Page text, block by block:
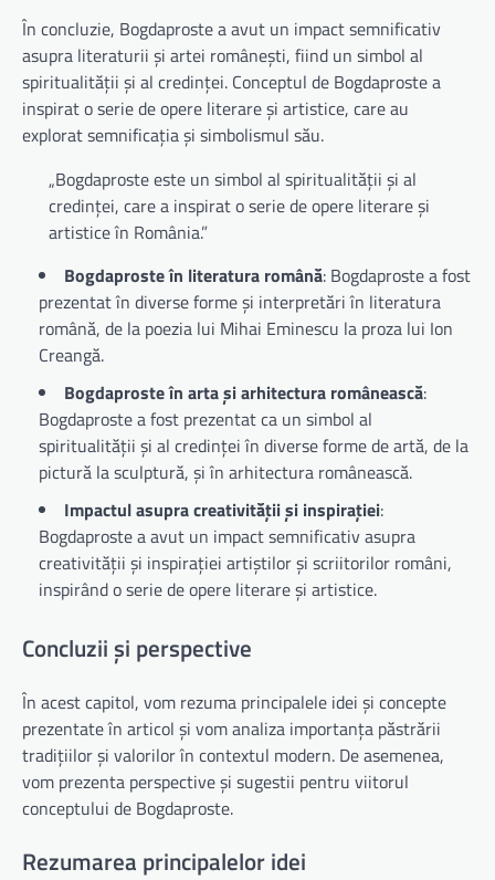
În concluzie, Bogdaproste a avut un impact semnificativ
asupra literaturii și artei românești, fiind un simbol al
spiritualității și al credinței. Conceptul de Bogdaproste a
inspirat o serie de opere literare și artistice, care au
explorat semnificația și simbolismul său.
„Bogdaproste este un simbol al spiritualității și al
credinței, care a inspirat o serie de opere literare și
artistice în România.”
Bogdaproste în literatura română: Bogdaproste a fost
prezentat în diverse forme și interpretări în literatura
română, de la poezia lui Mihai Eminescu la proza lui Ion
Creangă.
Bogdaproste în arta și arhitectura românească:
Bogdaproste a fost prezentat ca un simbol al
spiritualității și al credinței în diverse forme de artă, de la
pictură la sculptură, și în arhitectura românească.
Impactul asupra creativității și inspirației:
Bogdaproste a avut un impact semnificativ asupra
creativității și inspirației artiștilor și scriitorilor români,
inspirând o serie de opere literare și artistice.
Concluzii și perspective
În acest capitol, vom rezuma principalele idei și concepte
prezentate în articol și vom analiza importanța păstrării
tradițiilor și valorilor în contextul modern. De asemenea,
vom prezenta perspective și sugestii pentru viitorul
conceptului de Bogdaproste.
Rezumarea principalelor idei